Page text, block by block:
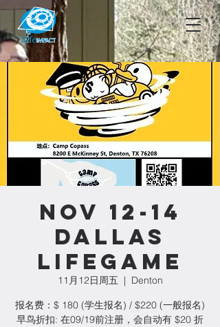
NOV 12-14
Dallas
LIFEGAME
11月12日周五
  |
Denton
报名费：$ 180 (学生报名) / $220 (一般报名)
早鸟折扣: 在09/19前注册，会自动有 $20 折